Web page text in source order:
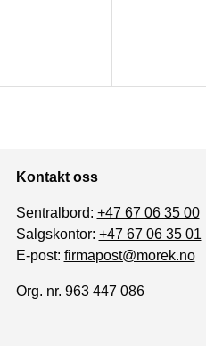
Kontakt oss
Sentralbord: +47 67 06 35 00
Salgskontor: +47 67 06 35 01
E-post: firmapost@morek.no
Org. nr. 963 447 086